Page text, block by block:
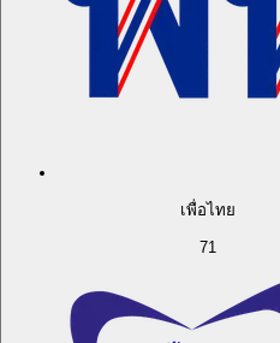
เพื่อไทย
71